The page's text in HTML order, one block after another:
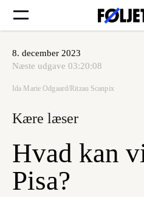
Forsider
Søg
8. december 2023
Næste udgave 03:20:08
Ida Marie Odgaard/Ritzau Scanpix
Kære læser
Hvad kan
Pisa?